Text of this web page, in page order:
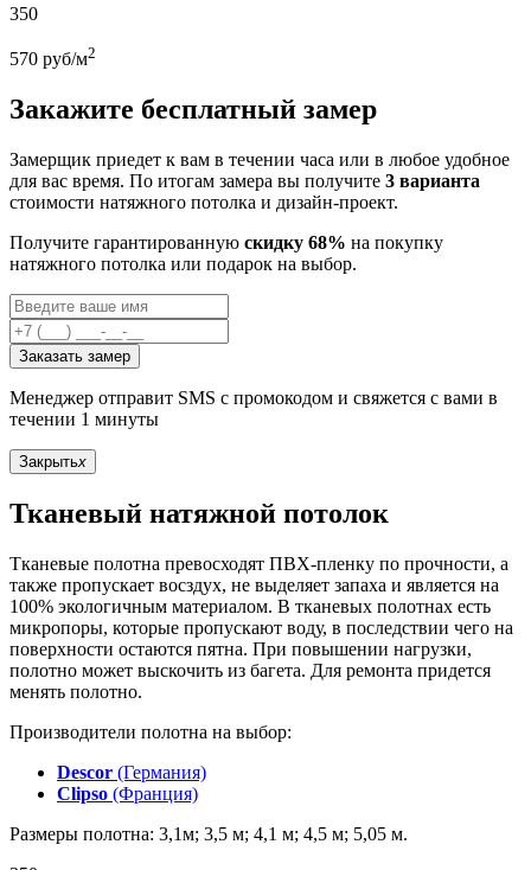
350
570 руб/м2
Закажите бесплатный замер
Замерщик приедет к вам в течении часа или в любое удобное
для вас время. По итогам замера вы получите 3 варианта
стоимости натяжного потолка и дизайн-проект.
Получите гарантированную скидку 68% на покупку
натяжного потолка или подарок на выбор.
Заказать замер
Менеджер отправит SMS с промокодом и свяжется с вами в
течении 1 минуты
Закрытьx
Тканевый натяжной потолок
Тканевые полотна превосходят ПВХ-пленку по прочности, а
также пропускает восздух, не выделяет запаха и является на
100% экологичным материалом. В тканевых полотнах есть
микропоры, которые пропускают воду, в последствии чего на
поверхности остаются пятна. При повышении нагрузки,
полотно может выскочить из багета. Для ремонта придется
менять полотно.
Производители полотна на выбор:
Descor (Германия)
Clipso (Франция)
Размеры полотна: 3,1м; 3,5 м; 4,1 м; 4,5 м; 5,05 м.